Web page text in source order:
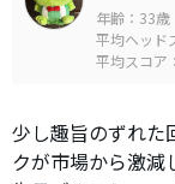
年齢：33歳
平均ヘッド
平均スコア
少し趣旨のずれた
クが市場から激減